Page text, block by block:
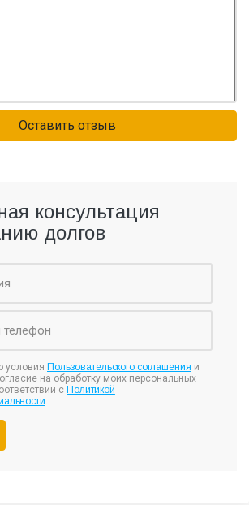
Оставить отзыв
консультация
долгов
условия Пользовательского соглашения и
на обработку моих персональных
с Политикой